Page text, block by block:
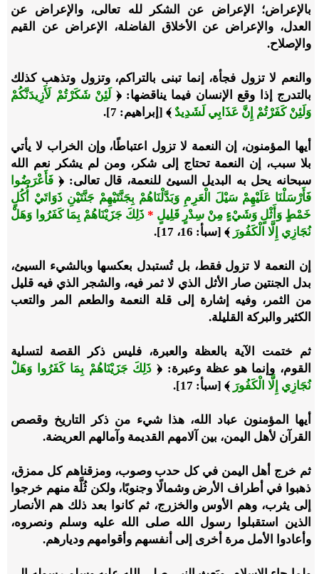
بالإعراض؛ الإعراض عن الشكر لله تعالى، والإعراض عن
العدل، والإعراض عن الأخلاق الفاضلة، الإعراض عن القيم
والإصلاح.
والنعم لا تزول فجأة، إنما تبنى بالتراكم، وتزول وتذهب كذلك
بالتدرج إذا وقع الإنسان فيما يناقضها: ﴿ لَئِنْ شَكَرْتُمْ لَأَزِيدَنَّكُمْ
وَلَئِنْ كَفَرْتُمْ إِنَّ عَذَابِي لَشَدِيدٌ ﴾ [إبراهيم: 7].
أيها المؤمنون، إن النعمة لا تزول اعتباطًا، وإن الخراب لا يأتي
بلا سبب، إن النعمة تحتاج إلى شكر، ومن لم يشكر نعم الله
سبحانه يحل به البديل السيئ للنعمة، قال تعالى: ﴿ فَأَعْرَضُوا
فَأَرْسَلْنَا عَلَيْهِمْ سَيْلَ الْعَرِمِ وَبَدَّلْنَاهُمْ بِجَنَّتَيْهِمْ جَنَّتَيْنِ ذَوَاتَيْ أُكُلٍ
خَمْطٍ وَأَثْلٍ وَشَيْءٍ مِنْ سِدْرٍ قَلِيلٍ * ذَلِكَ جَزَيْنَاهُمْ بِمَا كَفَرُوا وَهَلْ
نُجَازِي إِلَّا الْكَفُورَ ﴾ [سبأ: 16، 17].
إن النعمة لا تزول فقط، بل تُستبدل بعكسها وبالشيء السيئ،
بدل الجنتين صار الأثل الذي لا ثمر فيه، والشجر الذي فيه قليل
من الثمر، وفيه إشارة إلى قلة النعمة والطعم المر والتعب
الكثير والبركة القليلة.
ثم ختمت الآية بالعظة والعبرة، فليس ذكر القصة لتسلية
القوم، وإنما هو عظة وعبرة: ﴿ ذَلِكَ جَزَيْنَاهُمْ بِمَا كَفَرُوا وَهَلْ
نُجَازِي إِلَّا الْكَفُورَ ﴾ [سبأ: 17].
أيها المؤمنون عباد الله، هذا شيء من ذكر التاريخ وقصص
القرآن لأهل اليمن، بين آلامهم القديمة وآمالهم العريضة.
ثم خرج أهل اليمن في كل حدب وصوب، ومزقناهم كل ممزق،
ذهبوا في أطراف الأرض وشمالًا وجنوبًا، ولكن ثُلَّة منهم خرجوا
إلى يثرب، وهم الأوس والخزرج، ثم كانوا بعد ذلك هم الأنصار
الذين استقبلوا رسول الله صلى الله عليه وسلم ونصروه،
وأعادوا الأمل مرة أخرى إلى أنفسهم وأقوامهم وديارهم.